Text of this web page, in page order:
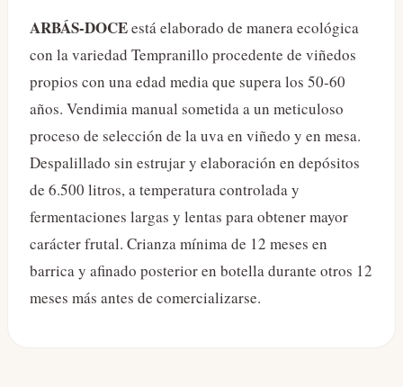
ARBÁS-DOCEestá elaborado de manera ecológica
con la variedad Tempranillo procedente de viñedos
propios con una edad media que supera los 50-60
años. Vendimia manual sometida a un meticuloso
proceso de selección de la uva en viñedo y en mesa.
Despalillado sin estrujar y elaboración en depósitos
de 6.500 litros, a temperatura controlada y
fermentaciones largas y lentas para obtener mayor
carácter frutal. Crianza mínima de 12 meses en
barrica y afinado posterior en botella durante otros 12
meses más antes de comercializarse.